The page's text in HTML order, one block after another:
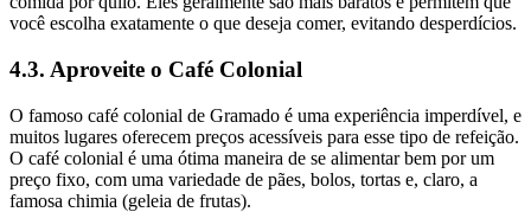
você escolha exatamente o que deseja comer, evitando desperdícios.
4.3. Aproveite o Café Colonial
O famoso café colonial de Gramado é uma experiência imperdível, e
muitos lugares oferecem preços acessíveis para esse tipo de refeição.
O café colonial é uma ótima maneira de se alimentar bem por um
preço fixo, com uma variedade de pães, bolos, tortas e, claro, a
famosa chimia (geleia de frutas).